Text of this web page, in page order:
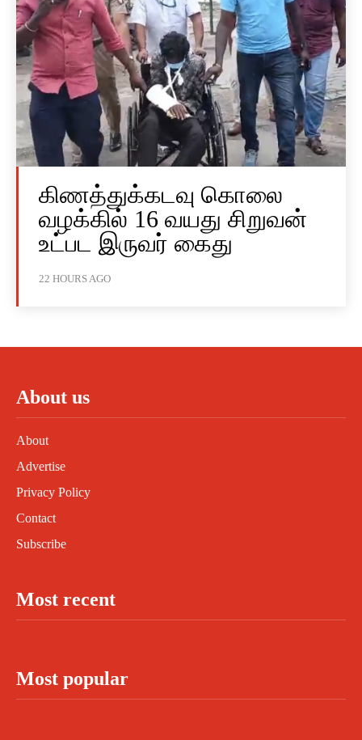
கிணத்துக்கடவு கொலை
வழக்கில் 16 வயது சிறுவன்
உட்பட இருவர் கைது
22 HOURS AGO
About us
About
Advertise
Privacy Policy
Contact
Subscribe
Most recent
Most popular